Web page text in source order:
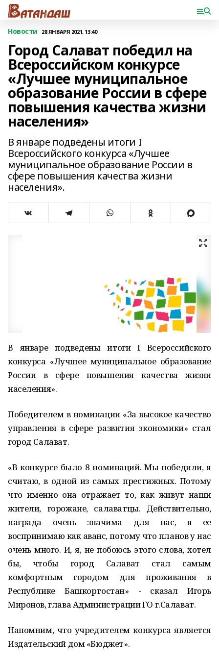
Новости 28 ЯНВАРЯ 2021, 13:40
Город Салават победил на
Всероссийском конкурсе
«Лучшее муниципальное
образование России в сфере
повышения качества жизни
населения»
В январе подведены итоги I
Всероссийского конкурса «Лучшее
муниципальное образование России в
сфере повышения качества жизни
населения».
В январе подведены итоги I Всероссийского
конкурса «Лучшее муниципальное образование
России в сфере повышения качества жизни
населения».
Победителем в номинации «За высокое качество
управления в сфере развития экономики» стал
город Салават.
«В конкурсе было 8 номинаций. Мы победили, я
считаю, в одной из самых престижных. Потому
что именно она отражает то, как живут наши
жители, горожане, салаватцы. Действительно,
награда очень значима для нас, я ее
воспринимаю как аванс, потому что планов у нас
очень много. И, я, не побоюсь этого слова, хотел
бы, чтобы город Салават стал самым
комфортным городом для проживания в
Республике Башкортостан» - сказал Игорь
Миронов, глава Администрации ГО г.Салават.
Напомним, что учредителем конкурса является
Издательский дом «Бюджет».